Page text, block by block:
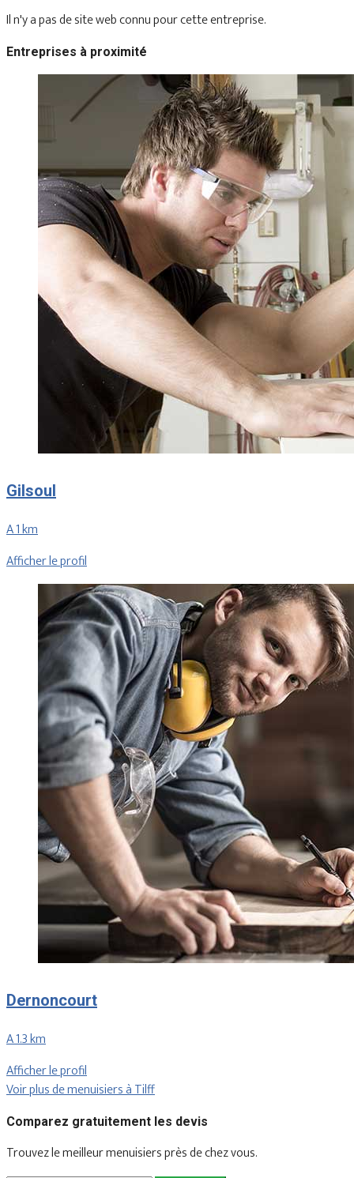
Il n'y a pas de site web connu pour cette entreprise.
Entreprises à proximité
Gilsoul
A 1 km
Afficher le profil
Dernoncourt
A 1.3 km
Afficher le profil
Voir plus de menuisiers à Tilff
Comparez gratuitement les devis
Trouvez le meilleur menuisiers près de chez vous.